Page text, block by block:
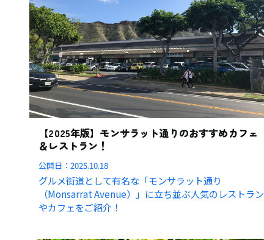
【2025年版】モンサラット通りのおすすめカフェ
＆レストラン！
公開日：2025.10.18
グルメ街道として有名な「モンサラット通り
（Monsarrat Avenue）」に立ち並ぶ人気のレストラン
やカフェをご紹介！